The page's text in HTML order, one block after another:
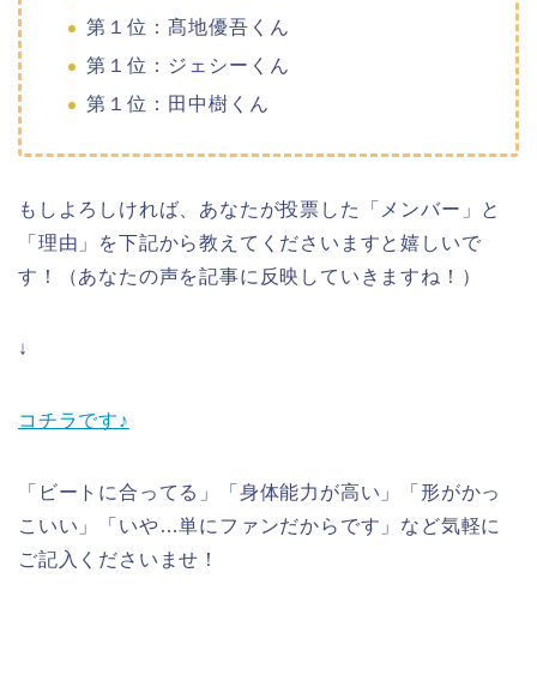
第１位：髙地優吾くん
第１位：ジェシーくん
第１位：田中樹くん
もしよろしければ、あなたが投票した「メンバー」と
「理由」を下記から教えてくださいますと嬉しいで
す！（あなたの声を記事に反映していきますね！）
↓
コチラです♪
「ビートに合ってる」「身体能力が高い」「形がかっ
こいい」「いや…単にファンだからです」など気軽に
ご記入くださいませ！